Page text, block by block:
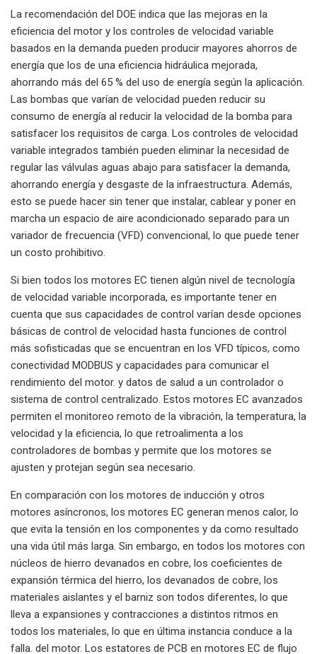
La recomendación del DOE indica que las mejoras en la
eficiencia del motor y los controles de velocidad variable
basados ​​en la demanda pueden producir mayores ahorros de
energía que los de una eficiencia hidráulica mejorada,
ahorrando más del 65 % del uso de energía según la aplicación.
Las bombas que varían de velocidad pueden reducir su
consumo de energía al reducir la velocidad de la bomba para
satisfacer los requisitos de carga. Los controles de velocidad
variable integrados también pueden eliminar la necesidad de
regular las válvulas aguas abajo para satisfacer la demanda,
ahorrando energía y desgaste de la infraestructura. Además,
esto se puede hacer sin tener que instalar, cablear y poner en
marcha un espacio de aire acondicionado separado para un
variador de frecuencia (VFD) convencional, lo que puede tener
un costo prohibitivo.
Si bien todos los motores EC tienen algún nivel de tecnología
de velocidad variable incorporada, es importante tener en
cuenta que sus capacidades de control varían desde opciones
básicas de control de velocidad hasta funciones de control
más sofisticadas que se encuentran en los VFD típicos, como
conectividad MODBUS y capacidades para comunicar el
rendimiento del motor. y datos de salud a un controlador o
sistema de control centralizado. Estos motores EC avanzados
permiten el monitoreo remoto de la vibración, la temperatura, la
velocidad y la eficiencia, lo que retroalimenta a los
controladores de bombas y permite que los motores se
ajusten y protejan según sea necesario.
En comparación con los motores de inducción y otros
motores asíncronos, los motores EC generan menos calor, lo
que evita la tensión en los componentes y da como resultado
una vida útil más larga. Sin embargo, en todos los motores con
núcleos de hierro devanados en cobre, los coeficientes de
expansión térmica del hierro, los devanados de cobre, los
materiales aislantes y el barniz son todos diferentes, lo que
lleva a expansiones y contracciones a distintos ritmos en
todos los materiales, lo que en última instancia conduce a la
falla. del motor. Los estatores de PCB en motores EC de flujo